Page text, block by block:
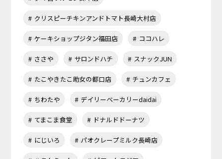
クリスピーチキンアンドトマト長崎大村店
ケーキショップジタン福田店 ココハレ
ささや サロンドハチ スナックJUN
たこやきたこ助女の都口店 チュンカフェ
ちわたや デイリーベーカリーdaidai
てまこま食堂 ドナルドドーナツ
にじいろ パオクレープミルク長崎店